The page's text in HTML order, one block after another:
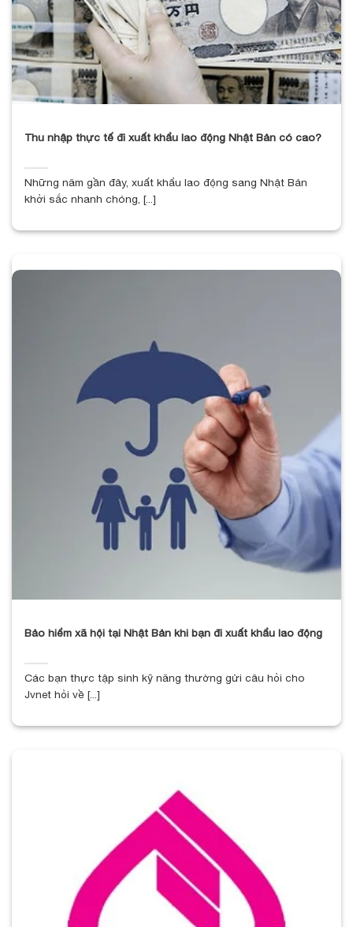
Thu nhập thực tế đi xuất khẩu lao động Nhật Bản có cao?
Những năm gần đây, xuất khẩu lao động sang Nhật Bản
khởi sắc nhanh chóng, [...]
Bảo hiểm xã hội tại Nhật Bản khi bạn đi xuất khẩu lao động
Các bạn thực tập sinh kỹ năng thường gửi câu hỏi cho
Jvnet hỏi về [...]